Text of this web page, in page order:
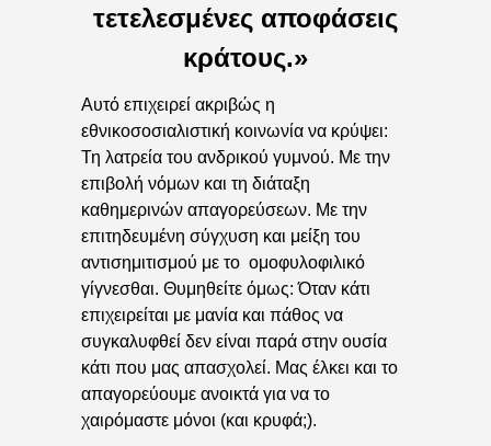
τετελεσμένες αποφάσεις
κράτους.»
Αυτό επιχειρεί ακριβώς η
εθνικοσοσιαλιστική κοινωνία να κρύψει:
Τη λατρεία του ανδρικού γυμνού. Με την
επιβολή νόμων και τη διάταξη
καθημερινών απαγορεύσεων. Με την
επιτηδευμένη σύγχυση και μείξη του
αντισημιτισμού με το ομοφυλοφιλικό
γίγνεσθαι. Θυμηθείτε όμως: Όταν κάτι
επιχειρείται με μανία και πάθος να
συγκαλυφθεί δεν είναι παρά στην ουσία
κάτι που μας απασχολεί. Μας έλκει και το
απαγορεύουμε ανοικτά για να το
χαιρόμαστε μόνοι (και κρυφά;).